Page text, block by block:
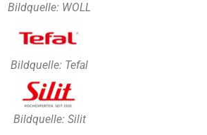
Bildquelle: WOLL
Bildquelle: Tefal
Bildquelle: Silit